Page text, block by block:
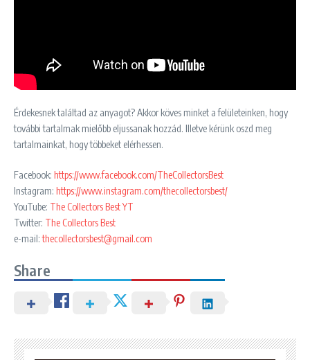
Érdekesnek találtad az anyagot? Akkor köves minket a felületeinken, hogy
további tartalmak mielőbb eljussanak hozzád. Illetve kérünk oszd meg
tartalmainkat, hogy többeket elérhessen.
Facebook: https://www.facebook.com/TheCollectorsBest
Instagram: https://www.instagram.com/thecollectorsbest/
YouTube: The Collectors Best YT
Twitter: The Collectors Best
e-mail:thecollectorsbest@gmail.com
Share